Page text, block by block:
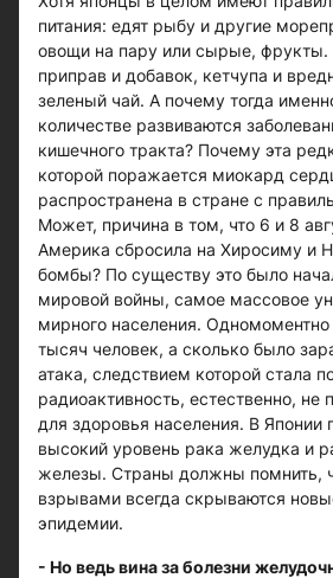
питания: едят рыбу и другие
овощи на пару или сырые, фрукты.
приправ и добавок, кетчупа и
зеленый чай. А почему тогда
количестве развиваются
кишечного тракта? Почему эта
которой поражается миокард
распространена в стране с
Может, причина в том, что 6 и 8
Америка сбросила на Хиросиму и
бомбы? По существу это было
мировой войны, самое массовое
мирного населения. Одномоментно
тысяч человек, а сколько было
атака, следствием которой стала
радиоактивность, естественно, не
для здоровья населения. В Японии
высокий уровень рака желудка и
железы. Страны должны помнить,
взрывами всегда скрываются
эпидемии.
- Но ведь вина за болезни